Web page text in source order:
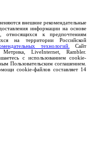
внешние рекомендательные
информации на основе
относящихся к предпочтениям
на территории Российской
технологий.
Сайт
Метрика, LiveInternet, Rambler.
с использованием cookie-
Пользовательским соглашением.
cookie-файлов составляет 14